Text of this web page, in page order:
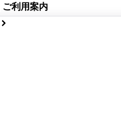
ご利用案内